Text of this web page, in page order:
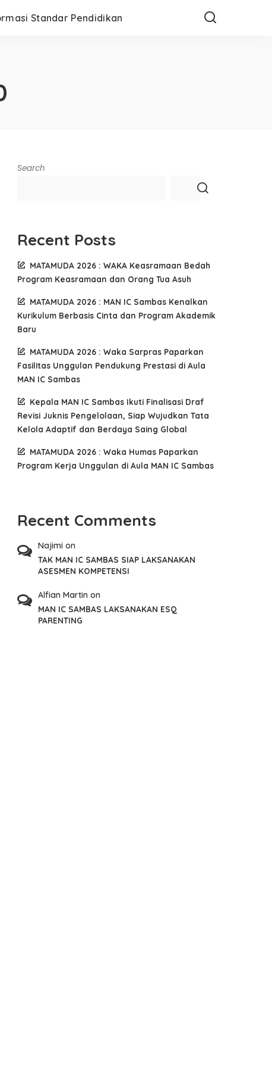
Standar Pendidikan
Search
Recent Posts
MATAMUDA 2026 : WAKA Keasramaan Bedah
Program Keasramaan dan Orang Tua Asuh
MATAMUDA 2026 : MAN IC Sambas Kenalkan
Kurikulum Berbasis Cinta dan Program Akademik
Baru
MATAMUDA 2026 : Waka Sarpras Paparkan
Fasilitas Unggulan Pendukung Prestasi di Aula
MAN IC Sambas
Kepala MAN IC Sambas Ikuti Finalisasi Draf
Revisi Juknis Pengelolaan, Siap Wujudkan Tata
Kelola Adaptif dan Berdaya Saing Global
MATAMUDA 2026 : Waka Humas Paparkan
Program Kerja Unggulan di Aula MAN IC Sambas
Recent Comments
Najimi on
TAK MAN IC SAMBAS SIAP LAKSANAKAN
ASESMEN KOMPETENSI
Alfian Martin on
MAN IC SAMBAS LAKSANAKAN ESQ
PARENTING